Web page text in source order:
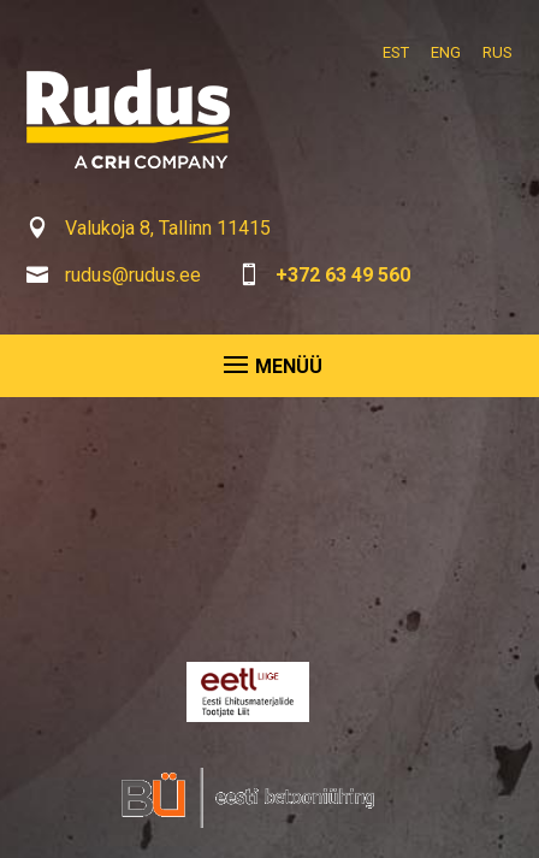
EST ENG RUS
 Valukoja 8, Tallinn 11415
 rudus@rudus.ee  +372 63 49 560